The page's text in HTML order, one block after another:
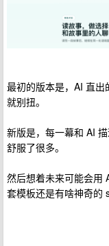
最初的版本是，AI 直
就别扭。
新版是，每一幕和 AI
舒服了很多。
然后想着未来可能会用
套模板还是有啥神奇的